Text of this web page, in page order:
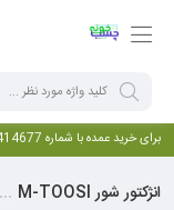
برای خرید عمده با شماره 09122414677 تماس بگیرید
انژکتور شور M-TOOSI